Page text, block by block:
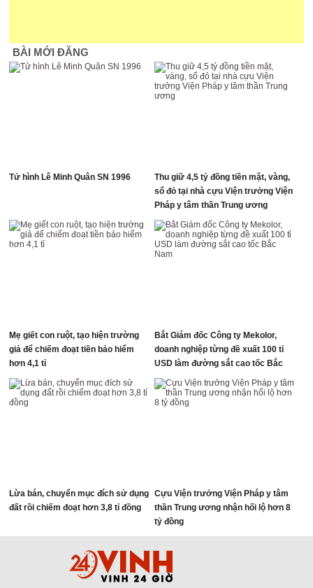
BÀI MỚI ĐĂNG
Tử hình Lê Minh Quân SN 1996
Thu giữ 4,5 tỷ đồng tiền mặt, vàng,
sổ đỏ tại nhà cựu Viện trưởng Viện
Pháp y tâm thần Trung ương
Mẹ giết con ruột, tạo hiện trường
giả để chiếm đoạt tiền bảo hiểm
hơn 4,1 tỉ
Bắt Giám đốc Công ty Mekolor,
doanh nghiệp từng đề xuất 100 tỉ
USD làm đường sắt cao tốc Bắc
Nam
Lừa bán, chuyển mục đích sử dụng
đất rồi chiếm đoạt hơn 3,8 tỉ đồng
Cựu Viện trưởng Viện Pháp y tâm
thần Trung ương nhận hối lộ hơn 8
tỷ đồng